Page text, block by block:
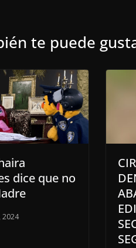
te puede
dice que no
2024